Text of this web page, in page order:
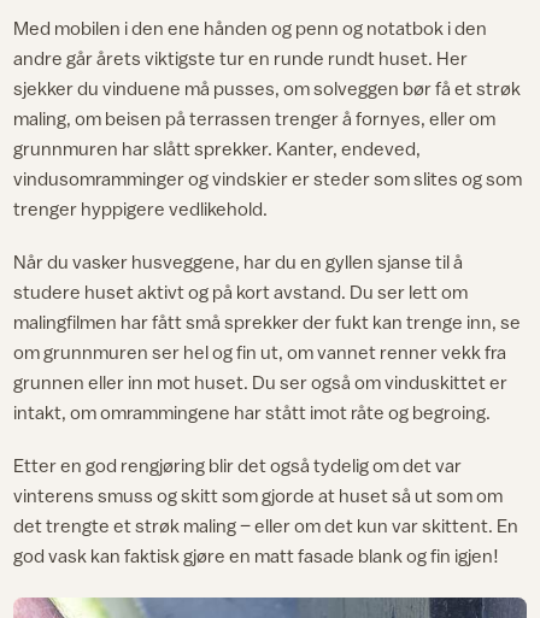
Med mobilen i den ene hånden og penn og notatbok i den
andre går årets viktigste tur en runde rundt huset. Her
sjekker du vinduene må pusses, om solveggen bør få et strøk
maling, om beisen på terrassen trenger å fornyes, eller om
grunnmuren har slått sprekker. Kanter, endeved,
vindusomramminger og vindskier er steder som slites og som
trenger hyppigere vedlikehold.
Når du vasker husveggene, har du en gyllen sjanse til å
studere huset aktivt og på kort avstand. Du ser lett om
malingfilmen har fått små sprekker der fukt kan trenge inn, se
om grunnmuren ser hel og fin ut, om vannet renner vekk fra
grunnen eller inn mot huset. Du ser også om vinduskittet er
intakt, om omrammingene har stått imot råte og begroing.
Etter en god rengjøring blir det også tydelig om det var
vinterens smuss og skitt som gjorde at huset så ut som om
det trengte et strøk maling – eller om det kun var skittent. En
god vask kan faktisk gjøre en matt fasade blank og fin igjen!